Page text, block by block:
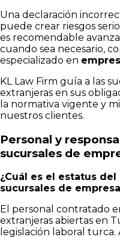
Una declaración
puede crear riesgos
es recomendable
cuando sea necesario,
especializado en
KL Law Firm guía a las
extranjeras en sus
la normativa vigente y
nuestros clientes.
Personal y
sucursales de
¿Cuál es el estatus
sucursales de
El personal contratado
extranjeras abiertas en
legislación laboral